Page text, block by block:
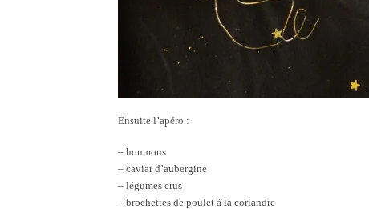
Ensuite l’apéro :
– houmous
– caviar d’aubergine
– légumes crus
– brochettes de poulet à la coriandre